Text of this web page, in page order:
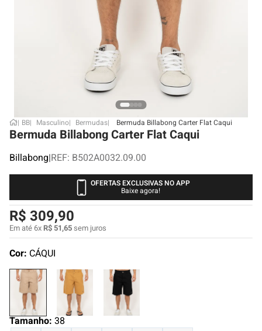
BB Masculino Bermudas Bermuda Billabong Carter Flat Caqui
Bermuda Billabong Carter Flat Caqui
Billabong|REF: B502A0032.09.00
OFERTAS EXCLUSIVAS NO APP
Baixe agora!
R$ 309,90
Em até 6xR$ 51,65sem juros
Cor: CÁQUI
Tamanho: 38